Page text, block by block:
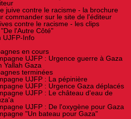
juive contre le racisme - la brochure
commander sur le site de l'éditeur
contre le racisme - les clips
l'Autre Côté"
UJFP-Info
en cours
UJFP : Urgence guerre à Gaza
Yallah Gaza
terminées
UJFP : La pépinière
UJFP : Urgence Gaza déplacés
UJFP : Le château d'eau de
UJFP : De l'oxygène pour Gaza
"Un bateau pour Gaza"